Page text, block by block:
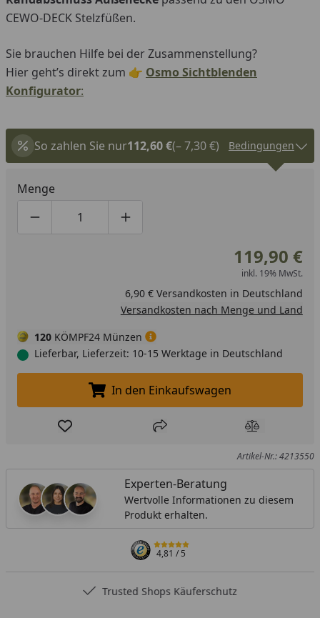
CEWO-DECK Stelzfüßen.
Sie brauchen Hilfe bei der Zusammenstellung?
Hier geht’s direkt zum 👉 Osmo Sichtblenden
Konfigurator:
So zahlen Sie nur112,60 €(– 7,30 €) Bedingungen
Menge
Produktmenge um eins verringern
Produktmenge manuell eingeben
Produktmenge um eins erhöhen
119,90 €
inkl. 19% MwSt.
6,90 € Versandkosten in Deutschland
Versandkosten nach Menge und Land
120 KÖMPF24 Münzen
Lieferbar, Lieferzeit: 10-15 Werktage in Deutschland
In den Einkaufswagen legen
In den Einkaufswagen
Produkt zur Wunschliste hinzufügen
Teilen Produkt
Artikel-Nr.: 4213550
Experten-Beratung
Wertvolle Informationen zu diesem
Produkt erhalten.
4,81/ 5
Trusted Shops Käuferschutz